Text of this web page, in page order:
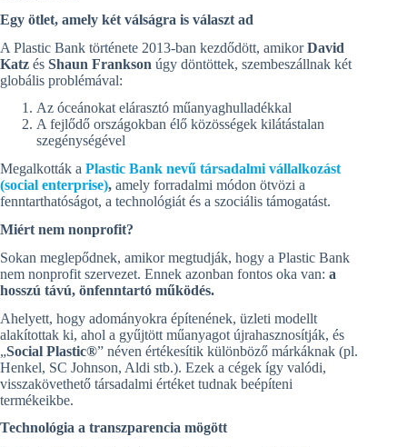
Egy ötlet, amely két válságra is választ ad
A Plastic Bank története 2013-ban kezdődött, amikorDavid
Katz és Shaun Frankson úgy döntöttek, szembeszállnak két
globális problémával:
Az óceánokat elárasztó műanyaghulladékkal
A fejlődő országokban élő közösségek kilátástalan
szegénységével
Megalkották a Plastic Bank nevű társadalmi vállalkozást
(social enterprise), amely forradalmi módon ötvözi a
fenntarthatóságot, a technológiát és a szociális támogatást.
Miért nem nonprofit?
Sokan meglepődnek, amikor megtudják, hogy a Plastic Bank
nem nonprofit szervezet. Ennek azonban fontos oka van: a
hosszú távú, önfenntartó működés.
Ahelyett, hogy adományokra építenének, üzleti modellt
alakítottak ki, ahol a gyűjtött műanyagot újrahasznosítják, és
„Social Plastic®” néven értékesítik különböző márkáknak (pl.
Henkel, SC Johnson, Aldi stb.). Ezek a cégek így valódi,
visszakövethető társadalmi értéket tudnak beépíteni
termékeikbe.
Technológia a transzparencia mögött